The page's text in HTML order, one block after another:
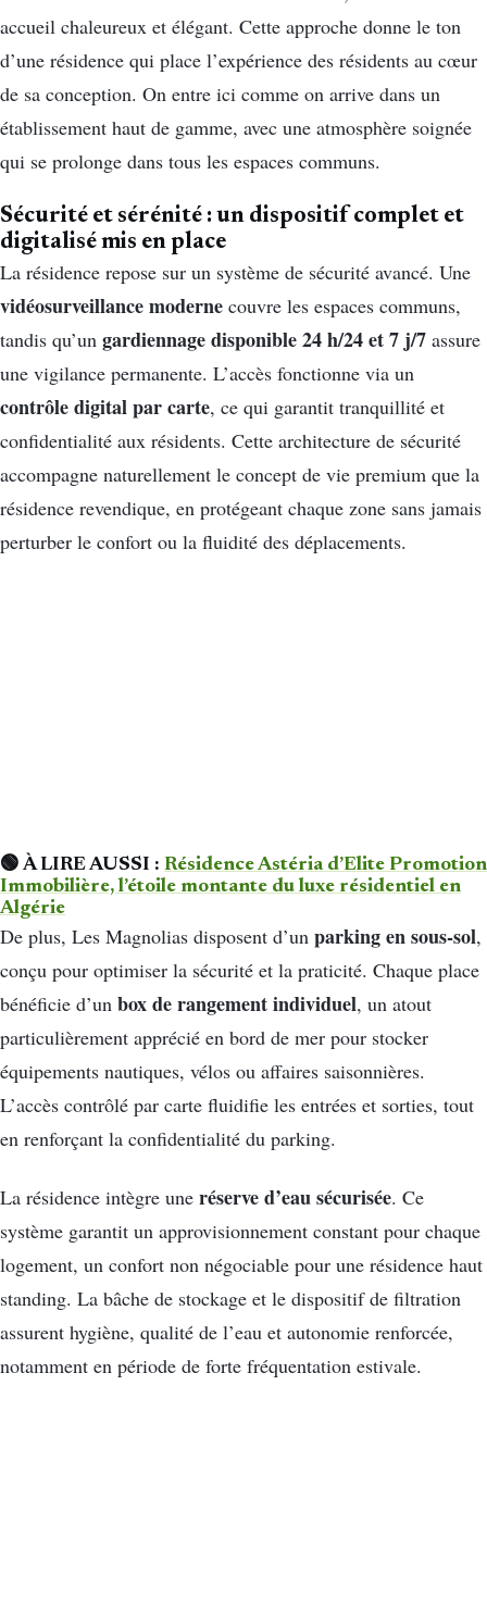
accueil chaleureux et élégant. Cette approche donne le ton
d’une résidence qui place l’expérience des résidents au cœur
de sa conception. On entre ici comme on arrive dans un
établissement haut de gamme, avec une atmosphère soignée
qui se prolonge dans tous les espaces communs.
Sécurité et sérénité : un dispositif complet et
digitalisé mis en place
La résidence repose sur un système de sécurité avancé. Une
vidéosurveillance moderne couvre les espaces communs,
tandis qu’un gardiennage disponible 24 h/24 et 7 j/7 assure
une vigilance permanente. L’accès fonctionne via un
contrôle digital par carte, ce qui garantit tranquillité et
confidentialité aux résidents. Cette architecture de sécurité
accompagne naturellement le concept de vie premium que la
résidence revendique, en protégeant chaque zone sans jamais
perturber le confort ou la fluidité des déplacements.
🟢 À LIRE AUSSI : Résidence Astéria d’Elite Promotion
Immobilière, l’étoile montante du luxe résidentiel en
Algérie
De plus, Les Magnolias disposent d’un parking en sous-sol,
conçu pour optimiser la sécurité et la praticité. Chaque place
bénéficie d’un box de rangement individuel, un atout
particulièrement apprécié en bord de mer pour stocker
équipements nautiques, vélos ou affaires saisonnières.
L’accès contrôlé par carte fluidifie les entrées et sorties, tout
en renforçant la confidentialité du parking.
La résidence intègre une réserve d’eau sécurisée. Ce
système garantit un approvisionnement constant pour chaque
logement, un confort non négociable pour une résidence haut
standing. La bâche de stockage et le dispositif de filtration
assurent hygiène, qualité de l’eau et autonomie renforcée,
notamment en période de forte fréquentation estivale.